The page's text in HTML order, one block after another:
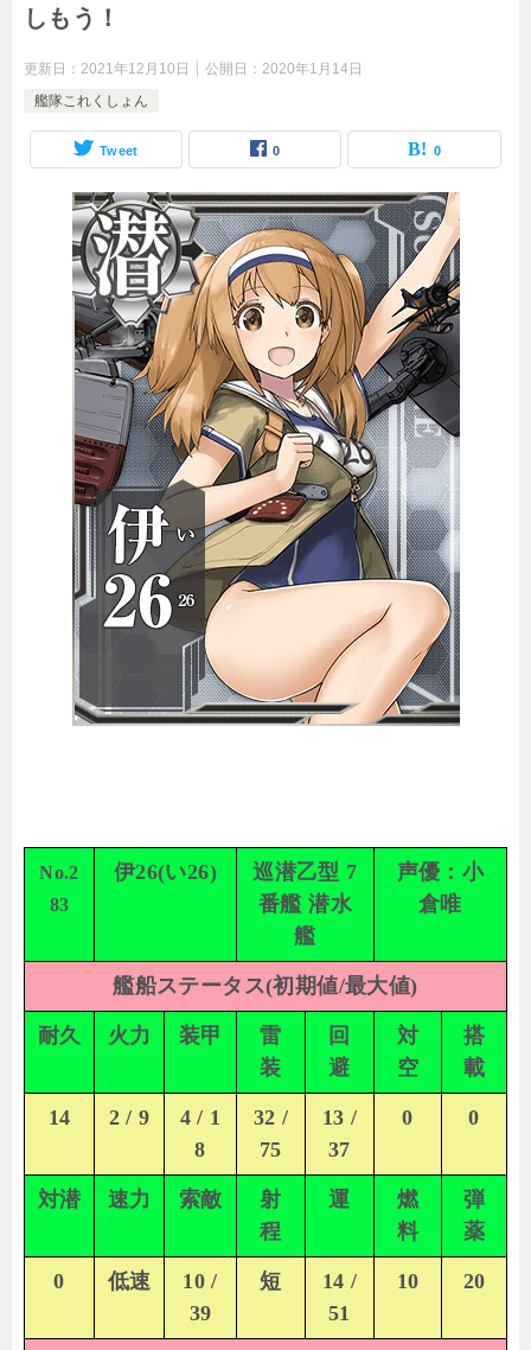
しもう！
更新日： 2021年12月10日 公開日： 2020年1月14日
艦隊これくしょん
Tweet 0 0
No.2
83
伊26(い26)
巡潜乙型 7
番艦 潜水
艦
声優：小
倉唯
艦船ステータス(初期値/最大値)
耐久 火力 装甲
雷
装
回
避
対
空
搭
載
14 2 / 9
4 / 1
8
32 /
75
13 /
37
0 0
対潜 速力 索敵
射
程
運
燃
料
弾
薬
0 低速
10 /
39
短
14 /
51
10 20